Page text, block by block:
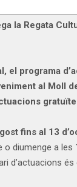
la Regata
el programa
al Moll
fins al 13
o diumenge a
d’actuacions és